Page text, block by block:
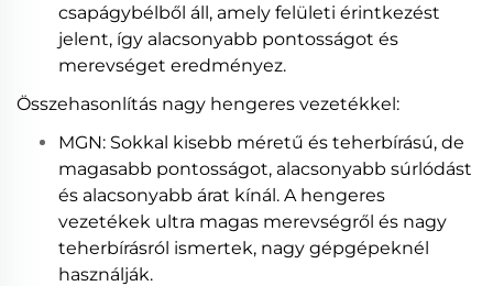
csapágybélből áll, amely felületi érintkezést
jelent, így alacsonyabb pontosságot és
merevséget eredményez.
Összehasonlítás nagy hengeres vezetékkel:
MGN: Sokkal kisebb méretű és teherbírású, de
magasabb pontosságot, alacsonyabb súrlódást
és alacsonyabb árat kínál. A hengeres
vezetékek ultra magas merevségről és nagy
teherbírásról ismertek, nagy gépgépeknél
használják.